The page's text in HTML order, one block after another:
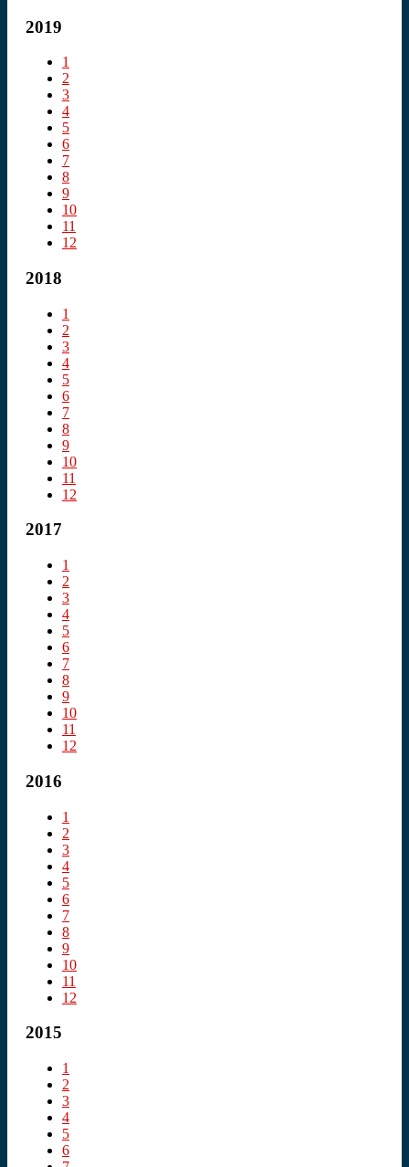
2019
1
2
3
4
5
6
7
8
9
10
11
12
2018
1
2
3
4
5
6
7
8
9
10
11
12
2017
1
2
3
4
5
6
7
8
9
10
11
12
2016
1
2
3
4
5
6
7
8
9
10
11
12
2015
1
2
3
4
5
6